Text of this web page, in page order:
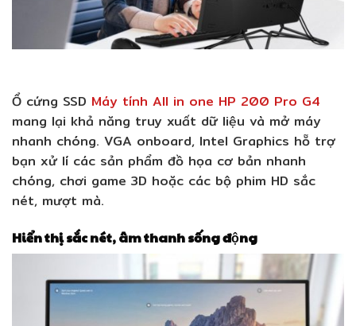
Ổ cứng SSD Máy tính All in one HP 200 Pro G4
mang lại khả năng truy xuất dữ liệu và mở máy
nhanh chóng. VGA onboard, Intel Graphics hỗ trợ
bạn xử lí các sản phẩm đồ họa cơ bản nhanh
chóng, chơi game 3D hoặc các bộ phim HD sắc
nét, mượt mà.
Hiển thị sắc nét, âm thanh sống động